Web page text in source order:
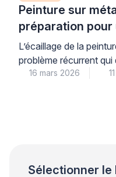
Peinture sur
préparation pour
L’écaillage de la
problème récurrent
propriétaires. Ce
16 mars 2026
Sélectionner le